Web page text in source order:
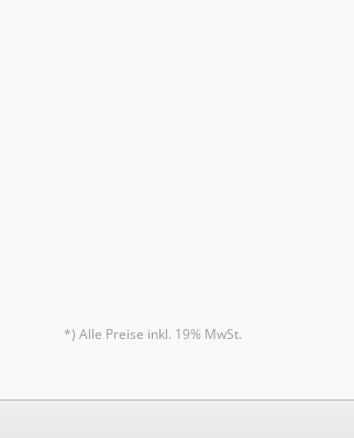
*) Alle Preise inkl. 19% MwSt.